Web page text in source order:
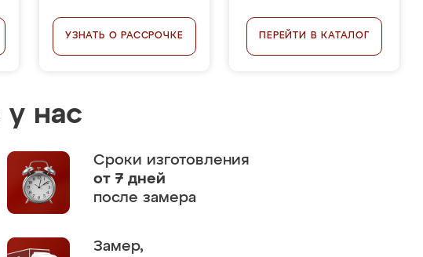
УЗНАТЬ О РАССРОЧКЕ ПЕРЕЙТИ В КАТАЛОГ
у нас
Сроки изготовления
от 7 дней
после замера
Замер,